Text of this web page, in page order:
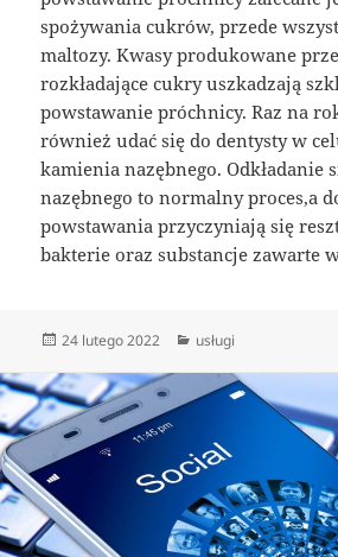
spożywania cukrów, przede
maltozy. Kwasy produkowane
rozkładające cukry uszkadzają
powstawanie próchnicy. Raz na
również udać się do dentysty w
kamienia nazębnego. Odkładanie
nazębnego to normalny proces,a
powstawania przyczyniają się
bakterie oraz substancje zawarte
Data
24 lutego 2022 Kategorie
usługi